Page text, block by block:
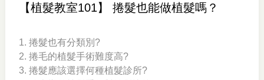
【植髮教室101】 捲髮也能做植髮嗎？
1. 捲髮也有分類別?
2. 捲毛的植髮手術難度高?
3. 捲髮應該選擇何種植髮診所?